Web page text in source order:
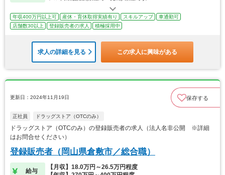
年収400万円以上可 産休・育休取得実績有り スキルアップ
車通勤可
店舗数30以上
登録販売者の求人 積極採用中
求人の詳細を見る この求人に興味がある
更新日：2024年11月19日 保存する
正社員 ドラッグストア（OTCのみ）
ドラッグストア（OTCのみ）の登録販売者の求人（法人名非公開 ※詳細
はお問合せください）
登録販売者（岡山県倉敷市／総合職）
給与
【月収】18.0万円～26.5万円程度